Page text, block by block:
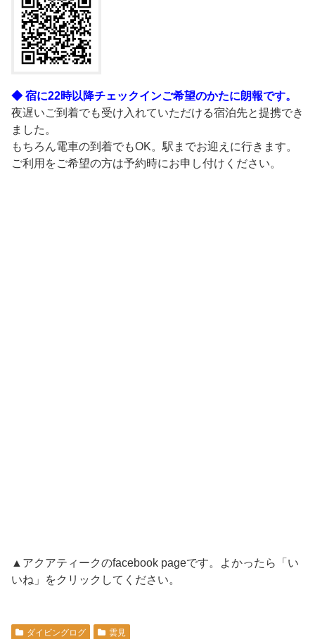
◆ 宿に22時以降チェックインご希望のかたに朗報です。
夜遅いご到着でも受け入れていただける宿泊先と提携でき
ました。
もちろん電車の到着でもOK。駅までお迎えに行きます。
ご利用をご希望の方は予約時にお申し付けください。
▲アクアティークのfacebook pageです。よかったら「い
いね」をクリックしてください。
ダイビングログ 雲見